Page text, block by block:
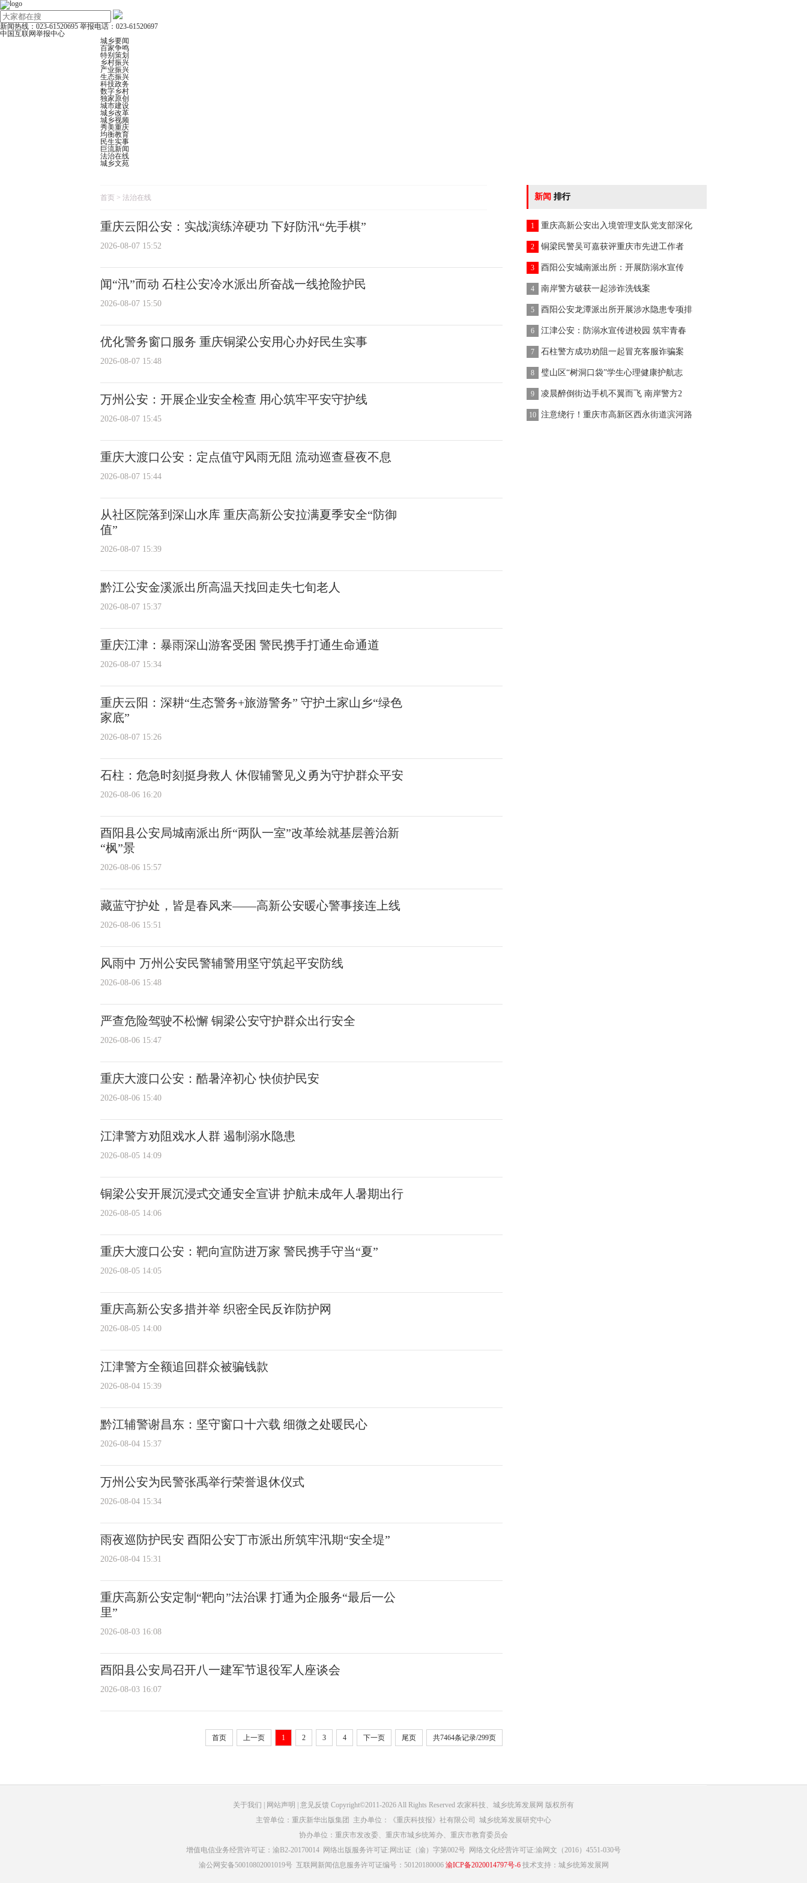
新闻热线：023-61520695 举报电话：023-61520697
中国互联网举报中心
城乡要闻
百家争鸣
特别策划
乡村振兴
产业振兴
生态振兴
科技政务
数字乡村
独家原创
城市建设
城乡改革
城乡视频
秀美重庆
均衡教育
民生实事
巨流新闻
法治在线
城乡文苑
首页 > 法治在线
重庆云阳公安：实战演练淬硬功 下好防汛“先手棋”
2026-08-07 15:52
闻“汛”而动 石柱公安冷水派出所奋战一线抢险护民
2026-08-07 15:50
优化警务窗口服务 重庆铜梁公安用心办好民生实事
2026-08-07 15:48
万州公安：开展企业安全检查 用心筑牢平安守护线
2026-08-07 15:45
重庆大渡口公安：定点值守风雨无阻 流动巡查昼夜不息
2026-08-07 15:44
从社区院落到深山水库 重庆高新公安拉满夏季安全“防御
值”
2026-08-07 15:39
黔江公安金溪派出所高温天找回走失七旬老人
2026-08-07 15:37
重庆江津：暴雨深山游客受困 警民携手打通生命通道
2026-08-07 15:34
重庆云阳：深耕“生态警务+旅游警务” 守护土家山乡“绿色
家底”
2026-08-07 15:26
石柱：危急时刻挺身救人 休假辅警见义勇为守护群众平安
2026-08-06 16:20
酉阳县公安局城南派出所“两队一室”改革绘就基层善治新
“枫”景
2026-08-06 15:57
藏蓝守护处，皆是春风来——高新公安暖心警事接连上线
2026-08-06 15:51
风雨中 万州公安民警辅警用坚守筑起平安防线
2026-08-06 15:48
严查危险驾驶不松懈 铜梁公安守护群众出行安全
2026-08-06 15:47
重庆大渡口公安：酷暑淬初心 快侦护民安
2026-08-06 15:40
江津警方劝阻戏水人群 遏制溺水隐患
2026-08-05 14:09
铜梁公安开展沉浸式交通安全宣讲 护航未成年人暑期出行
2026-08-05 14:06
重庆大渡口公安：靶向宣防进万家 警民携手守当“夏”
2026-08-05 14:05
重庆高新公安多措并举 织密全民反诈防护网
2026-08-05 14:00
江津警方全额追回群众被骗钱款
2026-08-04 15:39
黔江辅警谢昌东：坚守窗口十六载 细微之处暖民心
2026-08-04 15:37
万州公安为民警张禹举行荣誉退休仪式
2026-08-04 15:34
雨夜巡防护民安 酉阳公安丁市派出所筑牢汛期“安全堤”
2026-08-04 15:31
重庆高新公安定制“靶向”法治课 打通为企服务“最后一公
里”
2026-08-03 16:08
酉阳县公安局召开八一建军节退役军人座谈会
2026-08-03 16:07
共7464条记录/299页
尾页
下一页
4
3
2
1
上一页
首页
新闻 排行
1 重庆高新公安出入境管理支队党支部深化
2 铜梁民警吴可嘉获评重庆市先进工作者
3 酉阳公安城南派出所：开展防溺水宣传
4 南岸警方破获一起涉诈洗钱案
5 酉阳公安龙潭派出所开展涉水隐患专项排
6 江津公安：防溺水宣传进校园 筑牢青春
7 石柱警方成功劝阻一起冒充客服诈骗案
8 璧山区“树洞口袋”学生心理健康护航志
9 凌晨醉倒街边手机不翼而飞 南岸警方2
10 注意绕行！重庆市高新区西永街道滨河路
关于我们 | 网站声明 | 意见反馈 Copyright©2011-2026 All Rights Reserved 农家科技、城乡统筹发展网 版权所有
主管单位：重庆新华出版集团 主办单位：《重庆科技报》社有限公司 城乡统筹发展研究中心
协办单位：重庆市发改委、重庆市城乡统筹办、重庆市教育委员会
增值电信业务经营许可证：渝B2-20170014 网络出版服务许可证:网出证（渝）字第002号 网络文化经营许可证:渝网文（2016）4551-030号
渝公网安备50010802001019号互联网新闻信息服务许可证编号：50120180006 渝ICP备2020014797号-6技术支持：城乡统筹发展网